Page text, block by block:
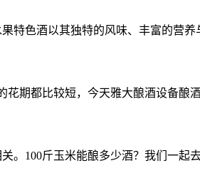
特色酒以其独特的风味、丰富的营养
期都比较短，今天雅大酿酒设备酿
。100斤玉米能酿多少酒？我们一起去